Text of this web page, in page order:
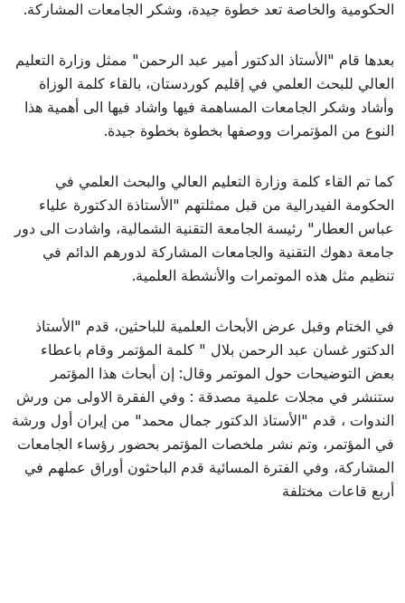
الحكومية والخاصة تعد خطوة جيدة، وشكر الجامعات المشاركة.
بعدها قام "الأستاذ الدكتور أمير عبد الرحمن" ممثل وزارة التعليم
العالي للبحث العلمي في إقليم كوردستان، بالقاء كلمة الوزاة
وأشاد وشكر الجامعات المساهمة فيها واشاد فيها الى أهمية هذا
النوع من المؤتمرات ووصفها بخطوة بخطوة جيدة.
كما تم القاء كلمة وزارة التعليم العالي والبحث العلمي في
الحكومة الفيدرالية من قبل ممثلتهم "الأستاذة الدكتورة علياء
عباس العطار" رئيسة الجامعة التقنية الشمالية، واشادت الى دور
جامعة دهوك التقنية والجامعات المشاركة لدورهم الدائم في
تنظيم مثل هذه الموتمرات والأنشطة العلمية.
في الختام وقبل عرض الأبحاث العلمية للباحثين، قدم "الأستاذ
الدكتور غسان عبد الرحمن بلال " كلمة المؤتمر وقام باعطاء
بعض التوضيحات حول الموتمر وقال: إن أبحاث هذا المؤتمر
ستنشر في مجلات علمية مصدقة : وفي الفقرة الاولى من ورش
الندوات ، قدم "الأستاذ الدكتور جمال محمد" من إيران أول ورشة
في المؤتمر، وتم نشر ملخصات المؤتمر بحضور رؤساء الجامعات
المشاركة، وفي الفترة المسائية قدم الباحثون أوراق عملهم في
أربع قاعات مختلفة